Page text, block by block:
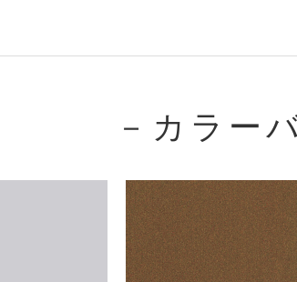
－カラー